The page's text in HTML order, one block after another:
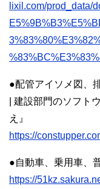
lixil.com/prod_data/
●配管アイソメ図、
| 建設部門のソフト
え』
https://
●自動車、乗用車、
https://